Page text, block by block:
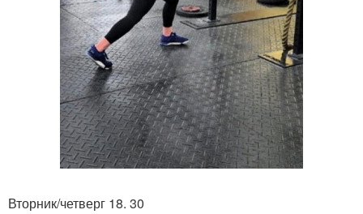
Вторник/четверг 18. 30